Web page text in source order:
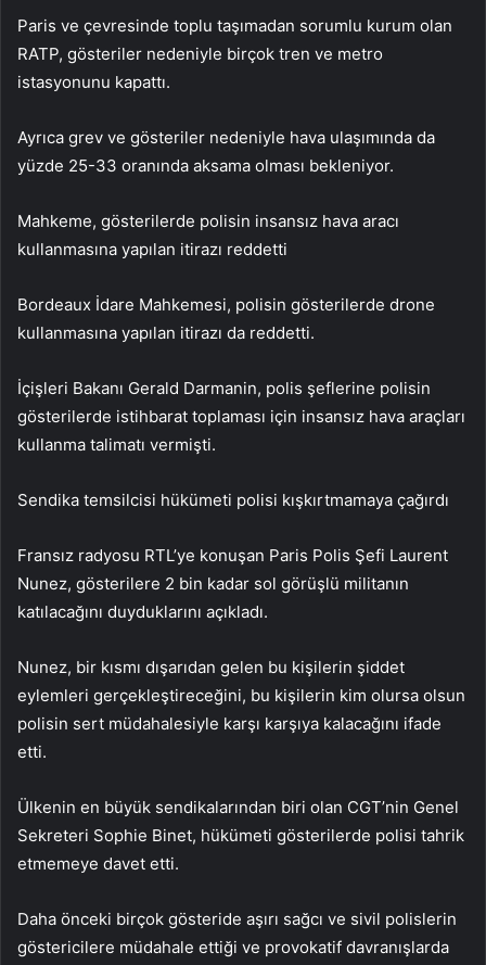
Paris ve çevresinde toplu taşımadan sorumlu kurum olan
RATP, gösteriler nedeniyle birçok tren ve metro
istasyonunu kapattı.
Ayrıca grev ve gösteriler nedeniyle hava ulaşımında da
yüzde 25-33 oranında aksama olması bekleniyor.
Mahkeme, gösterilerde polisin insansız hava aracı
kullanmasına yapılan itirazı reddetti
Bordeaux İdare Mahkemesi, polisin gösterilerde drone
kullanmasına yapılan itirazı da reddetti.
İçişleri Bakanı Gerald Darmanin, polis şeflerine polisin
gösterilerde istihbarat toplaması için insansız hava araçları
kullanma talimatı vermişti.
Sendika temsilcisi hükümeti polisi kışkırtmamaya çağırdı
Fransız radyosu RTL’ye konuşan Paris Polis Şefi Laurent
Nunez, gösterilere 2 bin kadar sol görüşlü militanın
katılacağını duyduklarını açıkladı.
Nunez, bir kısmı dışarıdan gelen bu kişilerin şiddet
eylemleri gerçekleştireceğini, bu kişilerin kim olursa olsun
polisin sert müdahalesiyle karşı karşıya kalacağını ifade
etti.
Ülkenin en büyük sendikalarından biri olan CGT’nin Genel
Sekreteri Sophie Binet, hükümeti gösterilerde polisi tahrik
etmemeye davet etti.
Daha önceki birçok gösteride aşırı sağcı ve sivil polislerin
göstericilere müdahale ettiği ve provokatif davranışlarda